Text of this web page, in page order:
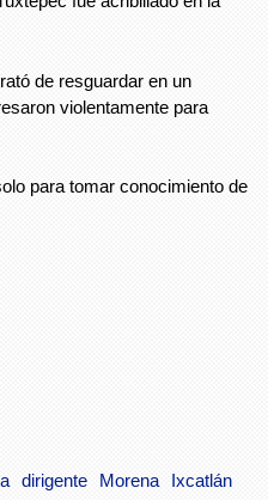
de resguardar en un
violentamente para
para tomar conocimiento de
dirigente Morena Ixcatlán